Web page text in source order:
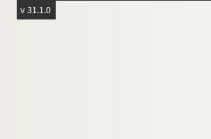
v 31.1.0